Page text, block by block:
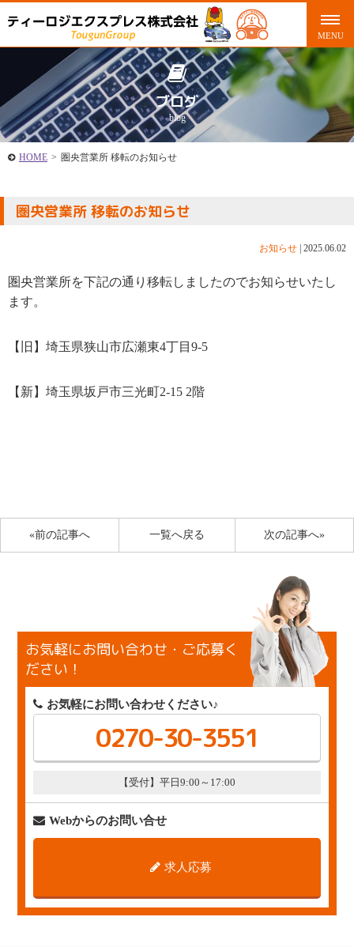
ブログ
blog
HOME > 圏央営業所 移転のお知らせ
圏央営業所 移転のお知らせ
お知らせ 2025.06.02
圏央営業所を下記の通り移転しましたのでお知らせいたし
ます。
【旧】埼玉県狭山市広瀬東4丁目9-5
【新】埼玉県坂戸市三光町2-15 2階
«前の記事へ 次の記事へ»
一覧へ戻る
お気軽にお問い合わせ・ご応募く
ださい！
お気軽にお問い合わせください♪
0270-30-3551
【受付】平日9:00～17:00
Webからのお問い合せ
求人応募